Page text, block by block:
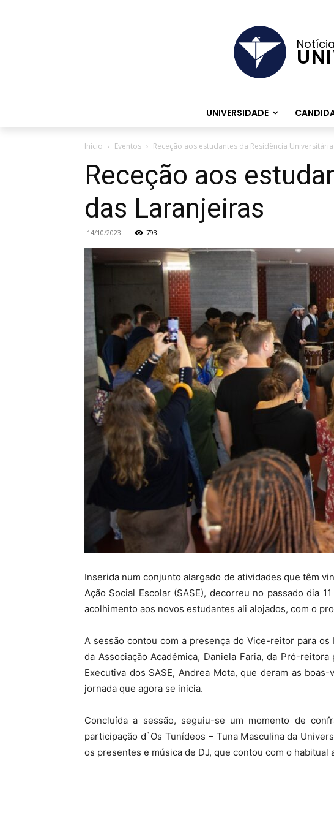
UNIVERSIDADE
Início Eventos Receção aos estudantes da Residência
Receção aos
das Laranjeiras
14/10/2023 793
Inserida num conjunto alargado de atividades que têm
Ação Social Escolar (SASE), decorreu no passado dia
acolhimento aos novos estudantes ali alojados, com o
A sessão contou com a presença do Vice-reitor para
da Associação Académica, Daniela Faria, da Pró-
Executiva dos SASE, Andrea Mota, que deram as
jornada que agora se inicia.
Concluída a sessão, seguiu-se um momento de
participação d`Os Tunídeos – Tuna Masculina da
os presentes e música de DJ, que contou com o habitual